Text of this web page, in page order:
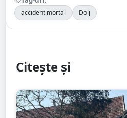
accident mortal Dolj
Citește și